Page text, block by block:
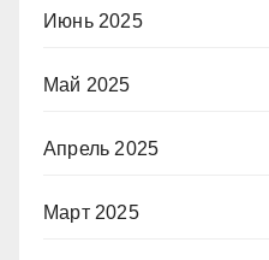
Июнь 2025
Май 2025
Апрель 2025
Март 2025